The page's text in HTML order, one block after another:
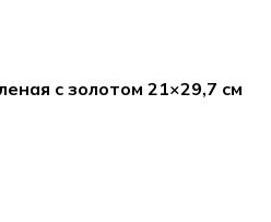
с золотом 21×29,7 см